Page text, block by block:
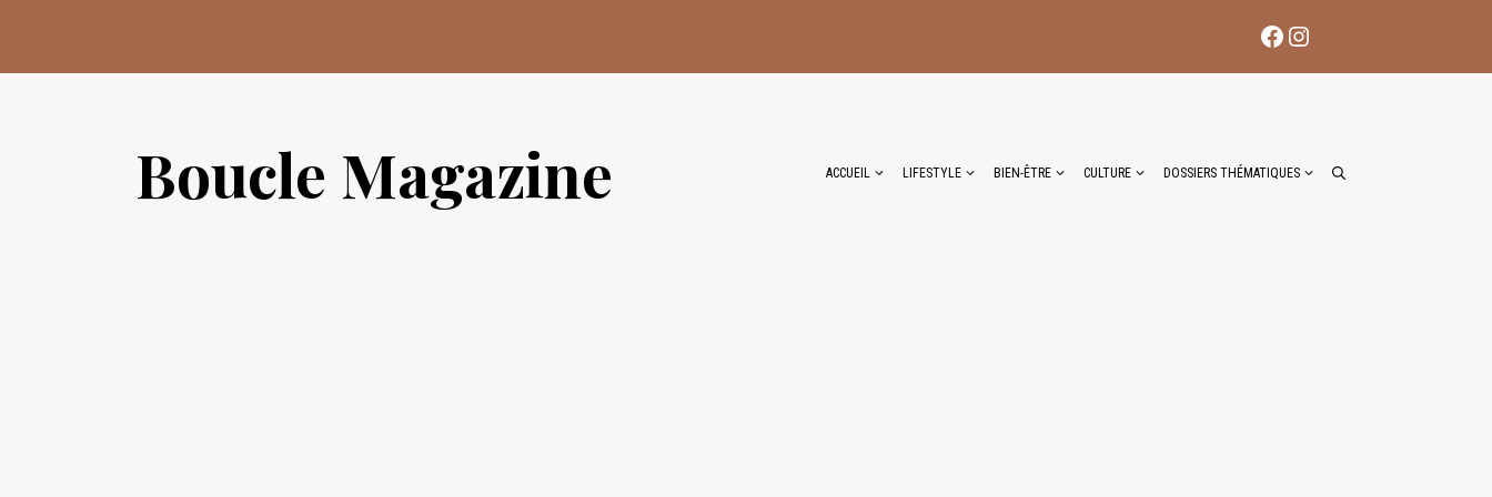
contenu
Facebook
Instagram
Boucle Magazine ACCUEIL LIFESTYLE BIEN-ÊTRE CULTURE DOSSIERS THÉMATIQUES